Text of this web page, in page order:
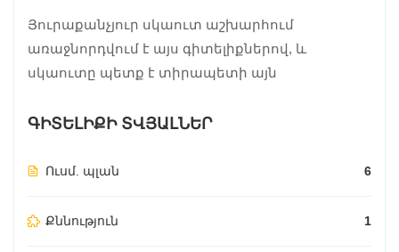
Յուրաքանչյուր սկաուտ աշխարհում
առաջնորդվում է այս գիտելիքներով, և
սկաուտը պետք է տիրապետի այն
ԳԻՏԵԼԻՔԻ ՏՎՅԱԼՆԵՐ
Ուսմ. պլան 6
Քննություն 1